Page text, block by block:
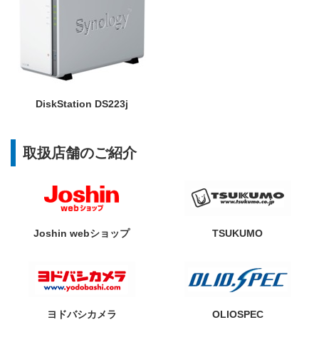
DiskStation DS223j
取扱店舗のご紹介
Joshin webショップ TSUKUMO
ヨドバシカメラ OLIOSPEC